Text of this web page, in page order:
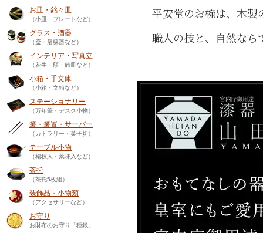
お皿・銘々皿
（小皿・プレートなど）
グラス・酒器
（盃・屠蘇器など）
インテリア・写真立
（花生・額・飾皿など）
小箱・手文庫
（小箱・文箱など）
ステーショナリー
（万年筆・デスク小物）
箸・箸置・サーバー
（カトラリー・菓子切）
テーブル小物
（楊枝入・薬味入など）
茶托
（茶托5枚組）
装飾品・小物類
（アクセサリーなど）
お守り
お財布のお守り「種銭」
平安堂のお椀は、木製
職人の技と、自然なら